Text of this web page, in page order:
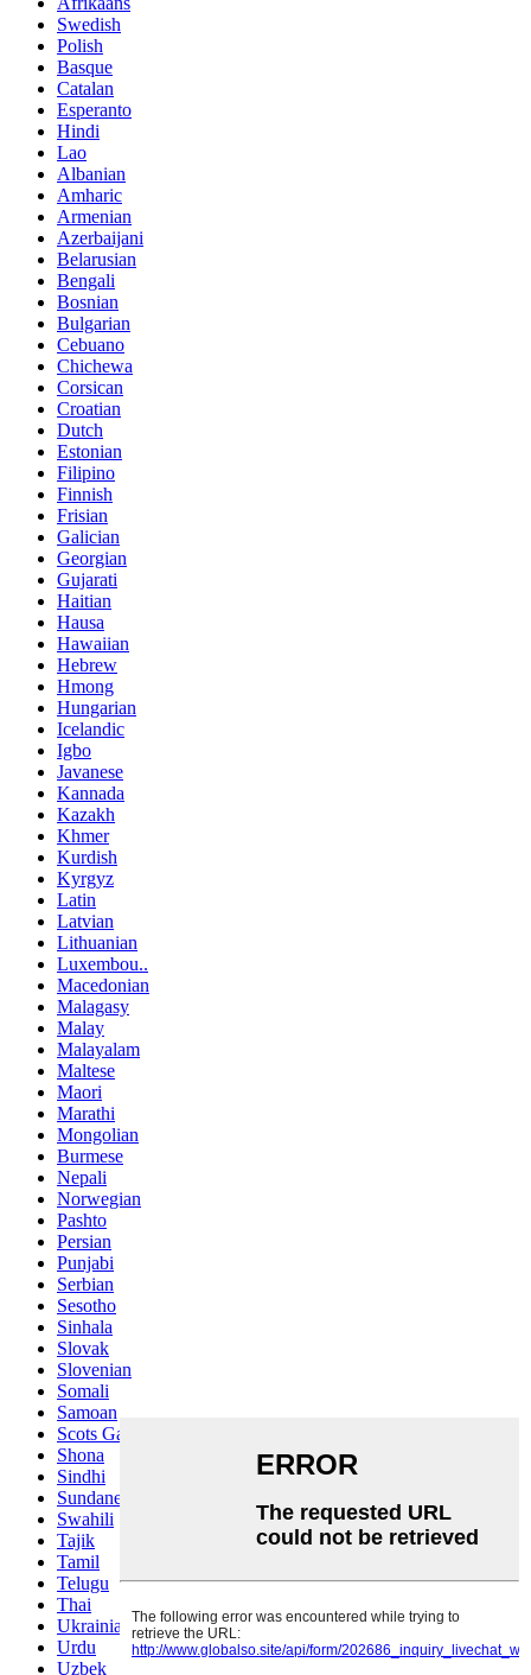
Swedish
Polish
Basque
Catalan
Esperanto
Hindi
Lao
Albanian
Amharic
Armenian
Azerbaijani
Belarusian
Bengali
Bosnian
Bulgarian
Cebuano
Chichewa
Corsican
Croatian
Dutch
Estonian
Filipino
Finnish
Frisian
Galician
Georgian
Gujarati
Haitian
Hausa
Hawaiian
Hebrew
Hmong
Hungarian
Icelandic
Igbo
Javanese
Kannada
Kazakh
Khmer
Kurdish
Kyrgyz
Latin
Latvian
Lithuanian
Luxembou..
Macedonian
Malagasy
Malay
Malayalam
Maltese
Maori
Marathi
Mongolian
Burmese
Nepali
Norwegian
Pashto
Persian
Punjabi
Serbian
Sesotho
Sinhala
Slovak
Slovenian
Somali
Samoan
Scots Gaelic
Shona
Sindhi
Sundanese
Swahili
Tajik
Tamil
Telugu
Thai
Ukrainian
Urdu
Uzbek